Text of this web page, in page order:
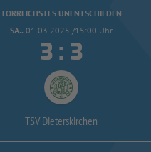
TORREICHSTES UNENTSCHIEDEN
SA.. 01.03.2025 /15:00 Uhr
 : 
TSV Dieterskirchen